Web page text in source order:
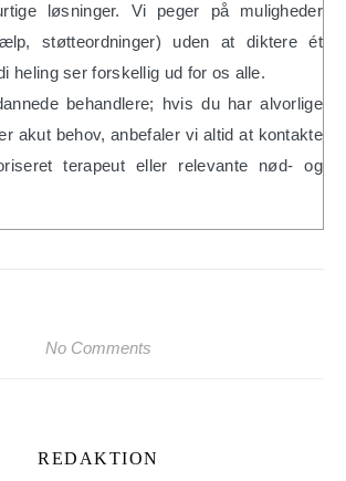
løsninger. Vi peger på muligheder
støtteordninger) uden at diktere ét
heling ser forskellig ud for os alle.
behandlere; hvis du har alvorlige
akut behov, anbefaler vi altid at kontakte
terapeut eller relevante nød- og
No Comments
REDAKTION